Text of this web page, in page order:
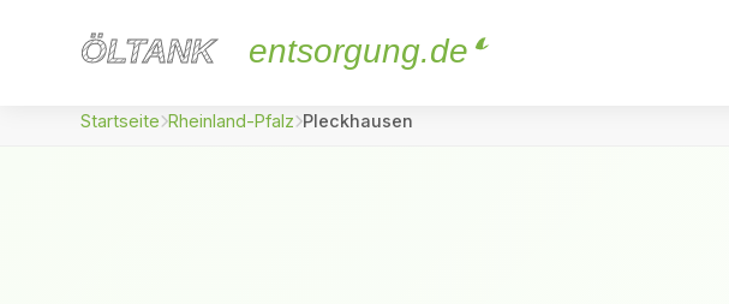
ÖLTANK
ÖLTANK entsorgung.de
Startseite Rheinland-Pfalz Pleckhausen